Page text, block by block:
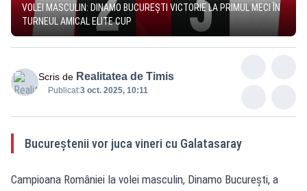
VOLEI MASCULIN: DINAMO BUCUREŞTI VICTORIE LA PRIMUL MECI ÎN
TURNEUL AMICAL ELITE CUP
Scris de Realitatea de Timis
Publicat:3 oct. 2025, 10:11
Bucureștenii vor juca vineri cu Galatasaray
Campioana României la volei masculin, Dinamo Bucureşti, a